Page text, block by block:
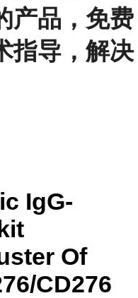
产品，免费
指导，解决
IgG-
Of
CD276